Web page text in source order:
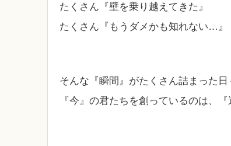
たくさん『壁を乗り越えてきた』
たくさん『もうダメかも知れない…』
そんな『瞬間』がたくさん詰まった
『今』の君たちを創っているのは、